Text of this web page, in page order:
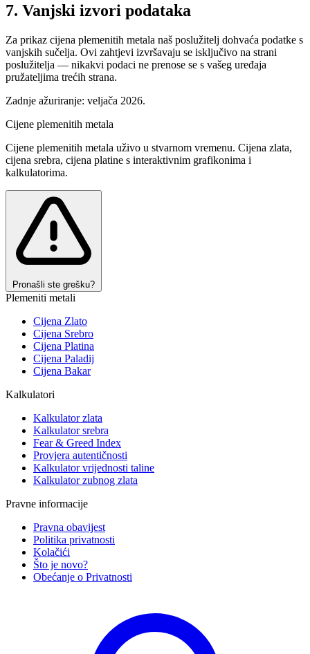
7. Vanjski izvori podataka
Za prikaz cijena plemenitih metala naš poslužitelj dohvaća podatke s
vanjskih sučelja. Ovi zahtjevi izvršavaju se isključivo na strani
poslužitelja — nikakvi podaci ne prenose se s vašeg uređaja
pružateljima trećih strana.
Zadnje ažuriranje: veljača 2026.
Cijene plemenitih metala
Cijene plemenitih metala uživo u stvarnom vremenu. Cijena zlata,
cijena srebra, cijena platine s interaktivnim grafikonima i
kalkulatorima.
Pronašli ste grešku?
Plemeniti metali
Cijena Zlato
Cijena Srebro
Cijena Platina
Cijena Paladij
Cijena Bakar
Kalkulatori
Kalkulator zlata
Kalkulator srebra
Fear & Greed Index
Provjera autentičnosti
Kalkulator vrijednosti taline
Kalkulator zubnog zlata
Pravne informacije
Pravna obavijest
Politika privatnosti
Kolačići
Što je novo?
Obećanje o Privatnosti